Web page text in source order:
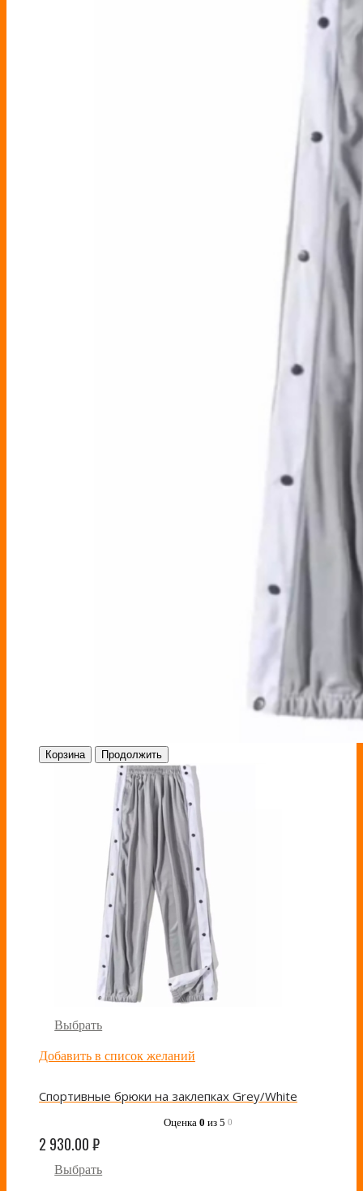
Корзина Продолжить
Выбрать
Добавить в список желаний
Спортивные брюки на заклепках Grey/White
Оценка 0 из 5 0
2 930.00₽
Выбрать